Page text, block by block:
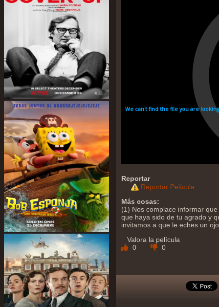
Reportar
Reportar Película
Más cosas:
(1) Nos complace informar
que haya sido de tu agrado y
invitamos a que le eches un
Valora la película
0
0